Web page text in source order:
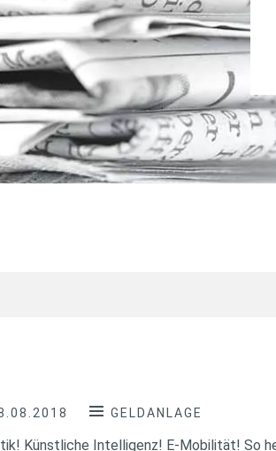
GELDANLAGE
Künstliche Intelligenz! E-Mobilität! So